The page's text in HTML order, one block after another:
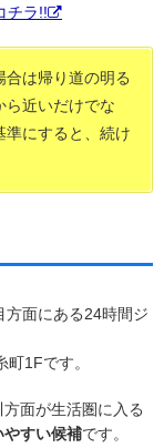
チラ!!
は帰り道の明る
ら近いだけでな
準にすると、続け
方面にある24時間ジ
1Fです。
面が生活圏に入る
やすい候補です。